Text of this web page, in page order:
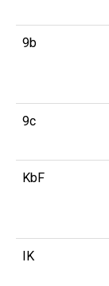
9b
9c
KbF
IK